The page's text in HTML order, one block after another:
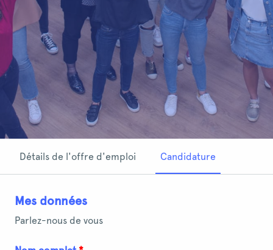
Détails de l'offre d'emploi Candidature
Mes données
Parlez-nous de vous